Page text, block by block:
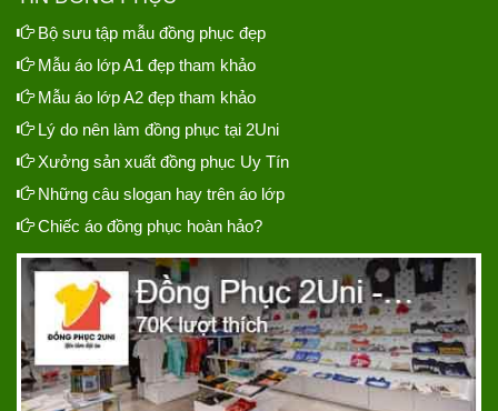
Bộ sưu tập mẫu đồng phục đẹp
Mẫu áo lớp A1 đẹp tham khảo
Mẫu áo lớp A2 đẹp tham khảo
Lý do nên làm đồng phục tại 2Uni
Xưởng sản xuất đồng phục Uy Tín
Những câu slogan hay trên áo lớp
Chiếc áo đồng phục hoàn hảo?